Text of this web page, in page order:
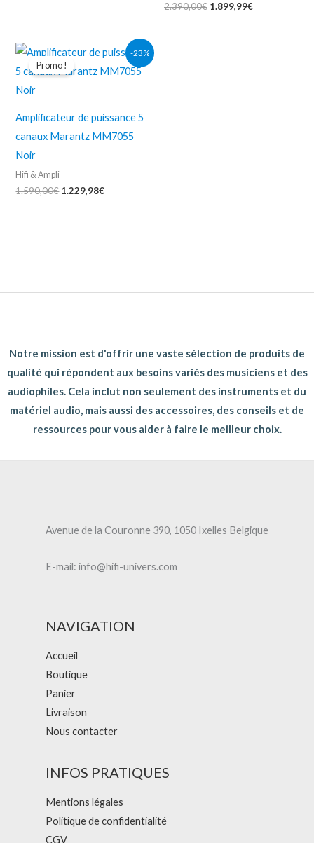
2.390,00€ 1.899,99€
-23%
Promo !
Amplificateur de puissance 5
canaux Marantz MM7055
Noir
Hifi & Ampli
1.590,00€
Le
prix
initial
1.229,98€
Le
prix
actuel
Notre mission est d'offrir une vaste sélection de produits de
qualité qui répondent aux besoins variés des musiciens et des
audiophiles. Cela inclut non seulement des instruments et du
matériel audio, mais aussi des accessoires, des conseils et de
ressources pour vous aider à faire le meilleur choix.
Avenue de la Couronne 390, 1050 Ixelles Belgique
E-mail: info@hifi-univers.com
NAVIGATION
Accueil
Boutique
Panier
Livraison
Nous contacter
INFOS PRATIQUES
Mentions légales
Politique de confidentialité
CGV